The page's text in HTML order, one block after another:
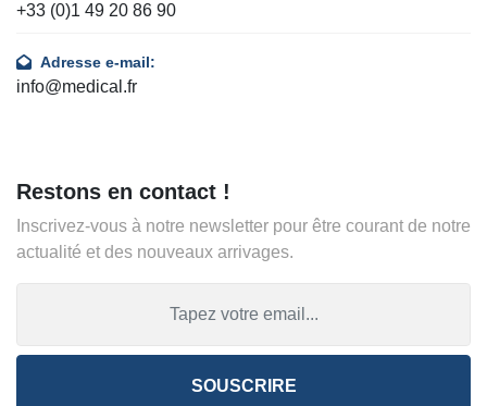
+33 (0)1 49 20 86 90
Adresse e-mail:
info@medical.fr
Restons en contact !
Inscrivez-vous à notre newsletter pour être courant de notre
actualité et des nouveaux arrivages.
SOUSCRIRE